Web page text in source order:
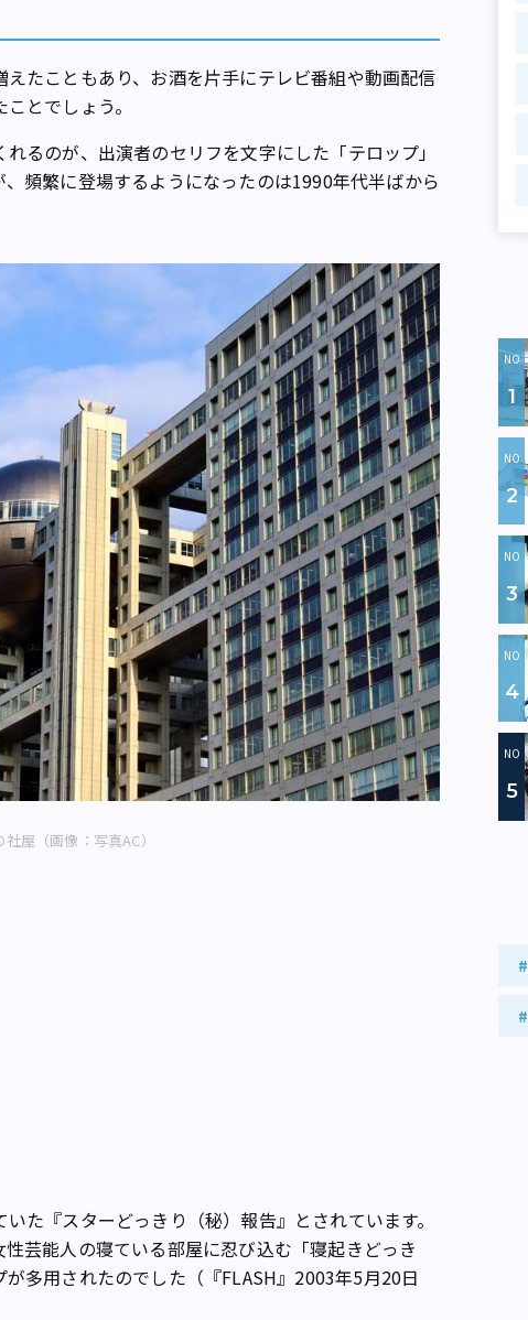
たこともあり、お酒を片手にテレビ番組や動画配信
とでしょう。
るのが、出演者のセリフを文字にした「テロップ」
頻繁に登場するようになったのは1990年代半ばから
屋（画像：写真AC）
た『スターどっきり（秘）報告』とされています。
芸能人の寝ている部屋に忍び込む「寝起きどっき
多用されたのでした（『FLASH』2003年5月20日